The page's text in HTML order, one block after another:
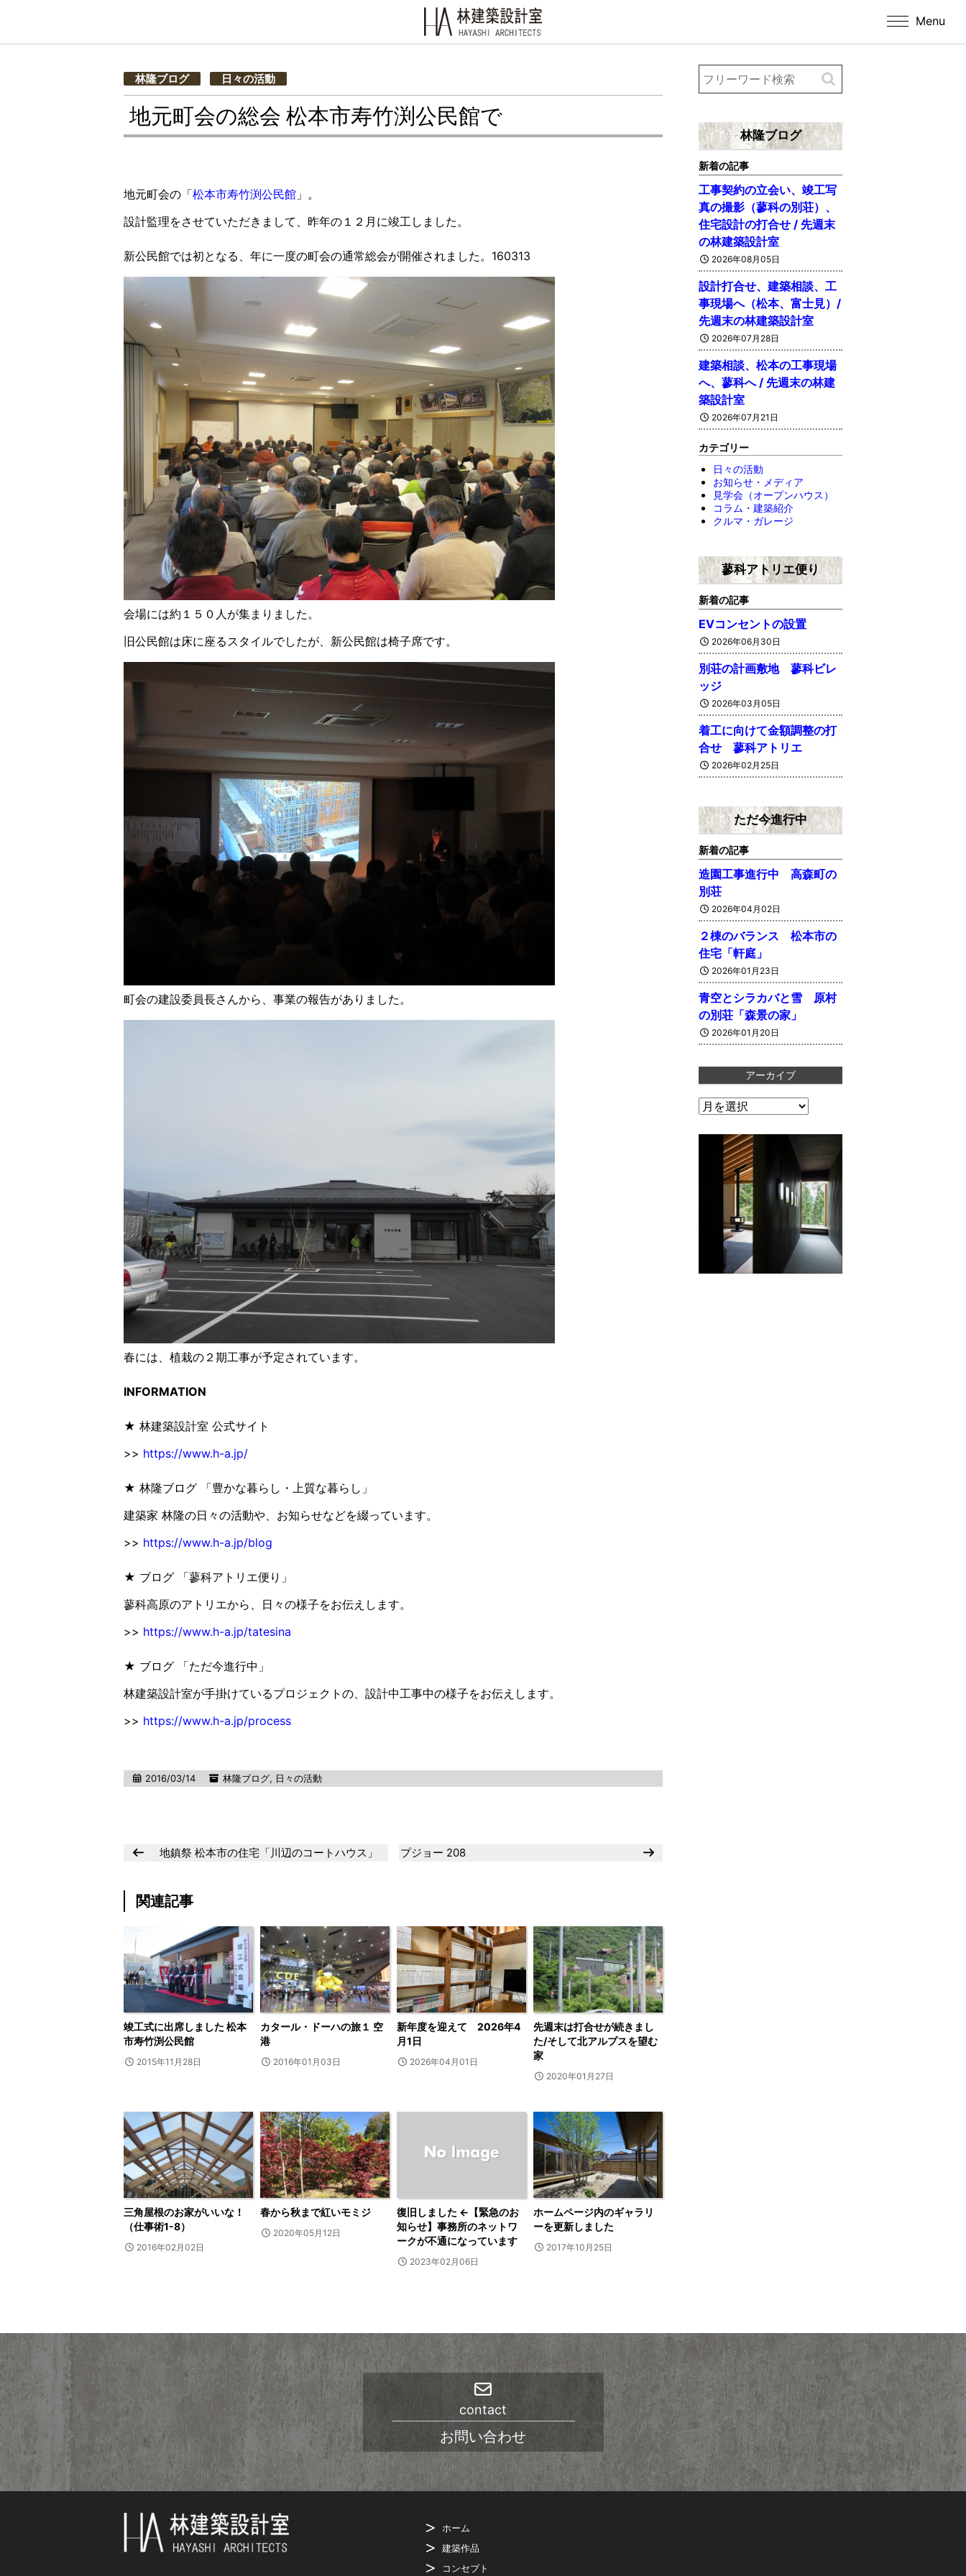
Menu
林隆ブログ 日々の活動
地元町会の総会 松本市寿竹渕公民館で
地元町会の「松本市寿竹渕公民館 」。
設計監理をさせていただきまして、昨年の１２月に竣工しました。
新公民館では初となる、年に一度の町会の通常総会が開催されました。160313
会場には約１５０人が集まりました。
旧公民館は床に座るスタイルでしたが、新公民館は椅子席です。
町会の建設委員長さんから、事業の報告がありました。
春には、植栽の２期工事が予定されています。
INFORMATION
★ 林建築設計室 公式サイト
>> https://www.h-a.jp/
★ 林隆ブログ 「豊かな暮らし・上質な暮らし」
建築家 林隆の日々の活動や、お知らせなどを綴っています。
>> https://www.h-a.jp/blog
★ ブログ 「蓼科アトリエ便り」
蓼科高原のアトリエから、日々の様子をお伝えします。
>> https://www.h-a.jp/tatesina
★ ブログ 「ただ今進行中」
林建築設計室が手掛けているプロジェクトの、設計中工事中の様子をお伝えします。
>> https://www.h-a.jp/process
2016/03/14 林隆ブログ, 日々の活動
地鎮祭 松本市の住宅「川辺のコートハウス」 プジョー 208
関連記事
竣工式に出席しました 松本
市寿竹渕公民館
2015年11月28日
カタール・ドーハの旅１ 空
港
2016年01月03日
新年度を迎えて 2026年4
月1日
2026年04月01日
先週末は打合せが続きまし
た/そして北アルプスを望む
家
2020年01月27日
三角屋根のお家がいいな！
（仕事術1-8）
2016年02月02日
春から秋まで紅いモミジ
2020年05月12日
復旧しました ←【緊急のお
知らせ】事務所のネットワ
ークが不通になっています
2023年02月06日
ホームページ内のギャラリ
ーを更新しました
2017年10月25日
林隆ブログ
新着の記事
工事契約の立会い、竣工写
真の撮影（蓼科の別荘）、
住宅設計の打合せ / 先週末
の林建築設計室
2026年08月05日
設計打合せ、建築相談、工
事現場へ（松本、富士見）/
先週末の林建築設計室
2026年07月28日
建築相談、松本の工事現場
へ、蓼科へ / 先週末の林建
築設計室
2026年07月21日
カテゴリー
日々の活動
お知らせ・メディア
見学会（オープンハウス）
コラム・建築紹介
クルマ・ガレージ
蓼科アトリエ便り
新着の記事
EVコンセントの設置
2026年06月30日
別荘の計画敷地 蓼科ビレ
ッジ
2026年03月05日
着工に向けて金額調整の打
合せ 蓼科アトリエ
2026年02月25日
ただ今進行中
新着の記事
造園工事進行中 高森町の
別荘
2026年04月02日
２棟のバランス 松本市の
住宅「軒庭」
2026年01月23日
青空とシラカバと雪 原村
の別荘「森景の家」
2026年01月20日
アーカイブ
ア
ー
contact
お問い合わせ
ホーム
建築作品
コンセプト